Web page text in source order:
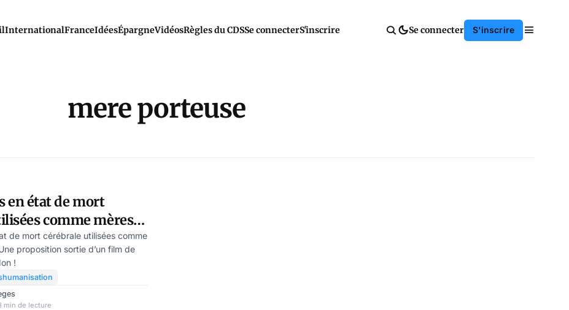
InternationalFranceIdéesÉpargneVidéosRègles du CDSSe connecterS'inscrire Se connecter S'inscrire
mere porteuse
en état de mort
comme mères
Jean Eberthal
de mort cérébrale utilisées comme
proposition sortie d’un film de
!
min de lecture